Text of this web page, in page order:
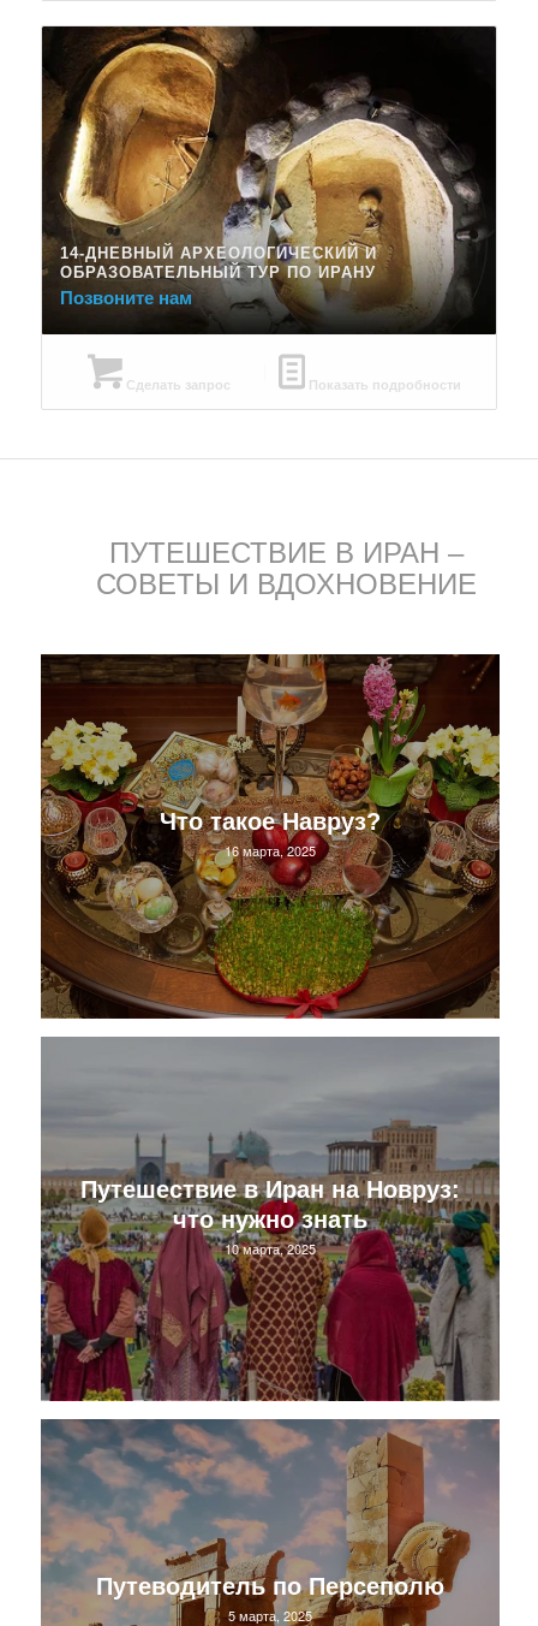
14-ДНЕВНЫЙ АРХЕОЛОГИЧЕСКИЙ И
ОБРАЗОВАТЕЛЬНЫЙ ТУР ПО ИРАНУ
Позвоните нам
Сделать запрос Показать подробности
ПУТЕШЕСТВИЕ В ИРАН –
СОВЕТЫ И ВДОХНОВЕНИЕ
Что такое Навруз?
16 марта, 2025
Путешествие в Иран на Новруз:
что нужно знать
10 марта, 2025
Путеводитель по Персеполю
5 марта, 2025